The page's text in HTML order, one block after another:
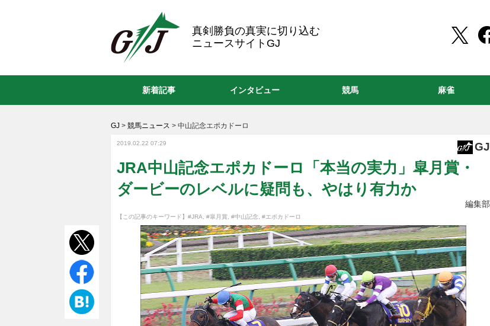
真剣勝負の真実に切り込む
ニュースサイトGJ
GJ > 競馬ニュース > 中山記念エポカドーロ
2019.02.22 07:29 GJ
JRA中山記念エポカドーロ「本当の実力」皐月賞・
ダービーのレベルに疑問も、やはり有力か
編集部
【この記事のキーワード】 #JRA #皐月賞 #中山記念 #エポカドーロ
新着記事 インタビュー 競馬 麻雀